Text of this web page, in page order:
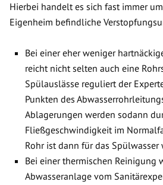
Hierbei handelt es sich fast immer
Eigenheim befindliche
Bei einer eher weniger
reicht nicht selten auch eine
Spülauslässe reguliert der
Punkten des
Ablagerungen werden sodann
Fließgeschwindigkeit im
Rohr ist dann für das Spülwasser
Bei einer thermischen Reinigung
Abwasseranlage vom